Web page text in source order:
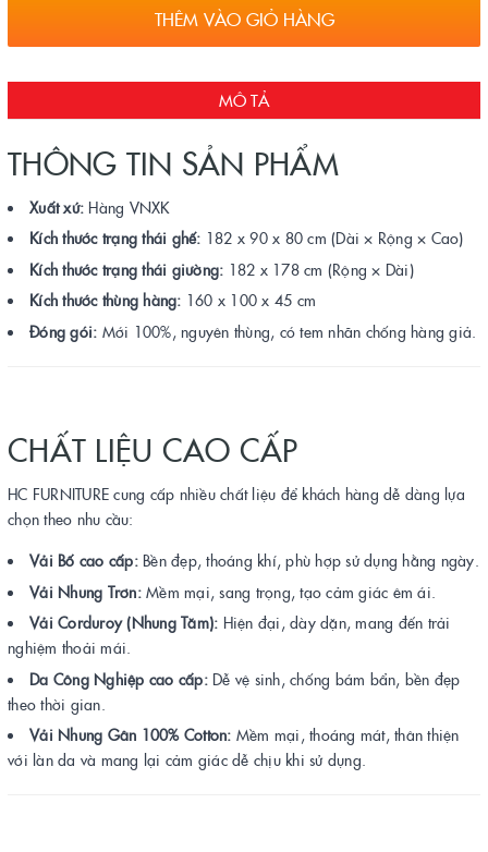
THÊM VÀO GIỎ HÀNG
MÔ TẢ
THÔNG TIN SẢN PHẨM
Xuất xứ: Hàng VNXK
Kích thước trạng thái ghế: 182 x 90 x 80 cm (Dài × Rộng × Cao)
Kích thước trạng thái giường: 182 x 178 cm (Rộng × Dài)
Kích thước thùng hàng: 160 x 100 x 45 cm
Đóng gói: Mới 100%, nguyên thùng, có tem nhãn chống hàng giả.
CHẤT LIỆU CAO CẤP
HC FURNITURE cung cấp nhiều chất liệu để khách hàng dễ dàng lựa
chọn theo nhu cầu:
Vải Bố cao cấp:Bền đẹp, thoáng khí, phù hợp sử dụng hằng ngày.
Vải Nhung Trơn:Mềm mại, sang trọng, tạo cảm giác êm ái.
Vải Corduroy (Nhung Tăm): Hiện đại, dày dặn, mang đến trải
nghiệm thoải mái.
Da Công Nghiệp cao cấp:Dễ vệ sinh, chống bám bẩn, bền đẹp
theo thời gian.
Vải Nhung Gân 100% Cotton: Mềm mại, thoáng mát, thân thiện
với làn da và mang lại cảm giác dễ chịu khi sử dụng.